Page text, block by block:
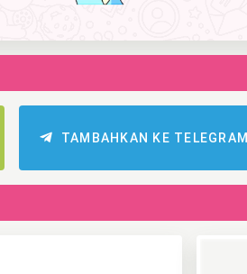
TAMBAHKAN KE TELEGRAM